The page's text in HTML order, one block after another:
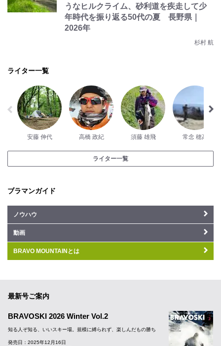
うなヒルクライム、砂利道を疾走して少
年時代を振り返る50代の夏 長野県｜
2026年
杉村 航
ライター一覧
安藤 伸代 高橋 政紀 須藤 雄飛 常念 穂高
ライター一覧
ブラマンガイド
ノウハウ
動画
BRAVO MOUNTAINとは
最新号ご案内
BRAVOSKI 2026 Winter Vol.2
知る人ぞ知る、いいスキー場。規模に縛られず、楽しんだもの勝ち
発売日：2025年12月16日